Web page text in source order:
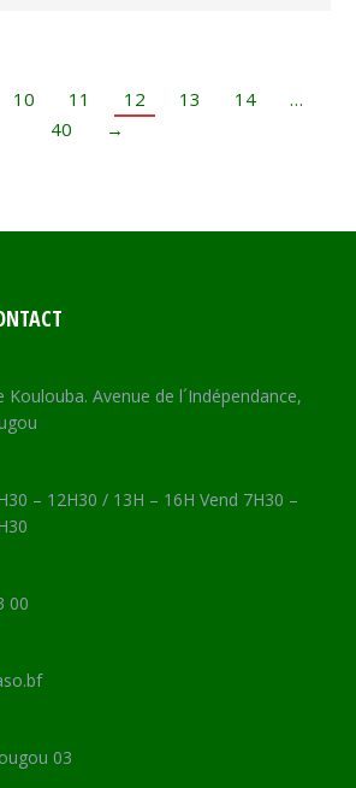
10 11 12 13 14
…
40
→
Koulouba. Avenue de l´Indépendance,
– 12H30 / 13H – 16H Vend 7H30 –
00
03